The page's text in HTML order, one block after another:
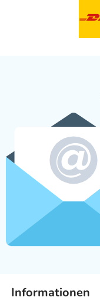
Informationen